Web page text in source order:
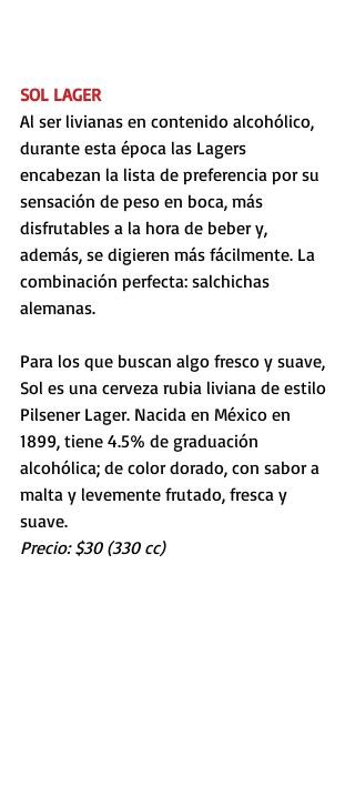
SOL LAGER
Al ser livianas en contenido alcohólico,
durante esta época las Lagers
encabezan la lista de preferencia por su
sensación de peso en boca, más
disfrutables a la hora de beber y,
además, se digieren más fácilmente. La
combinación perfecta: salchichas
alemanas.
Para los que buscan algo fresco y suave,
Sol es una cerveza rubia liviana de estilo
Pilsener Lager. Nacida en México en
1899, tiene 4.5% de graduación
alcohólica; de color dorado, con sabor a
malta y levemente frutado, fresca y
suave.
Precio: $30 (330 cc)